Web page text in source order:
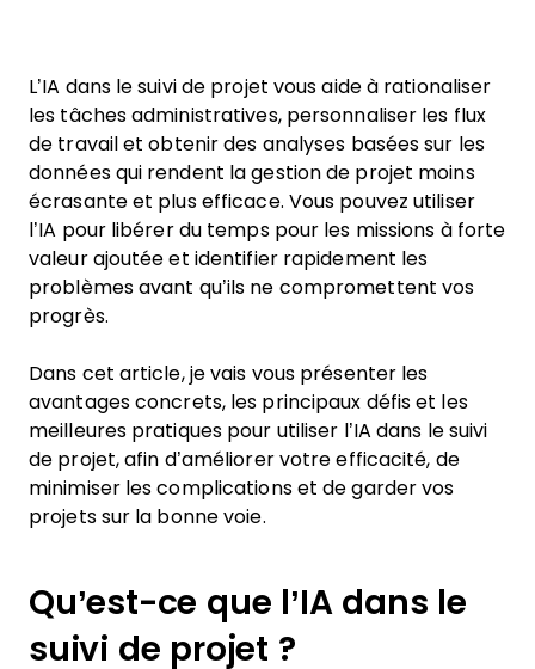
L’IA dans le suivi de projet vous aide à rationaliser
les tâches administratives, personnaliser les flux
de travail et obtenir des analyses basées sur les
données qui rendent la gestion de projet moins
écrasante et plus efficace. Vous pouvez utiliser
l’IA pour libérer du temps pour les missions à forte
valeur ajoutée et identifier rapidement les
problèmes avant qu’ils ne compromettent vos
progrès.
Dans cet article, je vais vous présenter les
avantages concrets, les principaux défis et les
meilleures pratiques pour utiliser l’IA dans le suivi
de projet, afin d’améliorer votre efficacité, de
minimiser les complications et de garder vos
projets sur la bonne voie.
Qu’est-ce que l’IA dans le
suivi de projet ?